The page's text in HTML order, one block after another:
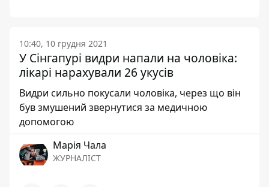
10:40, 10 грудня 2021
У Сінгапурі видри напали на чоловіка:
лікарі нарахували 26 укусів
Видри сильно покусали чоловіка, через що він
був змушений звернутися за медичною
допомогою
Марія Чала
ЖУРНАЛІСТ